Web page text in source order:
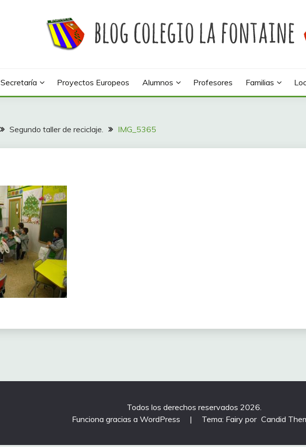
Secretaría Proyectos Europeos Alumnos Profesores Familias
Segundo taller de reciclaje. IMG_5365
Todos los derechos reservados 2026.
Funciona gracias a WordPress
| Tema: Fairy por Candid